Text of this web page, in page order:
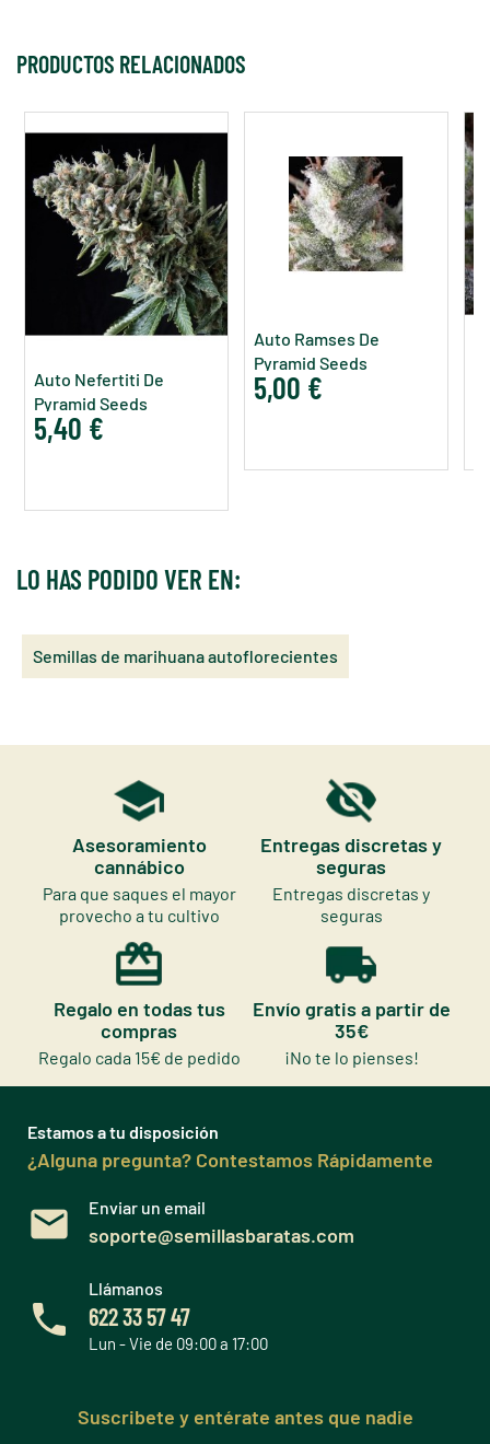
PRODUCTOS RELACIONADOS
Auto Nefertiti De
Pyramid Seeds
5,40 €
Auto Ramses De
Pyramid Seeds
5,00 €
LO HAS PODIDO VER EN:
Semillas de marihuana autoflorecientes
Asesoramiento
cannábico
Para que saques el mayor
provecho a tu cultivo
Entregas discretas y
seguras
Entregas discretas y
seguras
Regalo en todas tus
compras
Regalo cada 15€ de pedido
Envío gratis a partir de
35€
¡No te lo pienses!
Estamos a tu disposición
¿Alguna pregunta? Contestamos Rápidamente
Enviar un email
soporte@semillasbaratas.com
Llámanos
622 33 57 47
Lun - Vie de 09:00 a 17:00
Suscribete y entérate antes que nadie